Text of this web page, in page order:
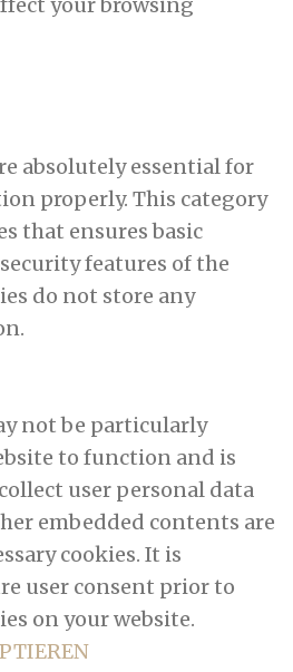
your browsing
absolutely essential for
properly. This category
that ensures basic
features of the
do not store any
not be particularly
to function and is
user personal data
embedded contents are
cookies. It is
user consent prior to
on your website.